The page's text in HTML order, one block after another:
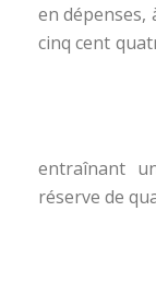
– en
cinq cent
‑ entraînant
réserve de